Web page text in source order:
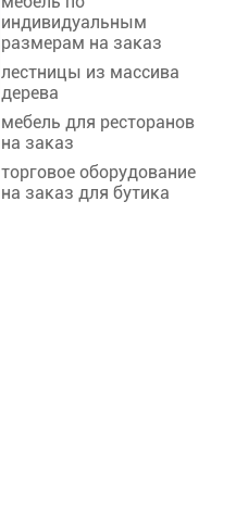
индивидуальным
размерам на заказ
лестницы из массива
дерева
мебель для ресторанов
на заказ
торговое оборудование
на заказ для бутика